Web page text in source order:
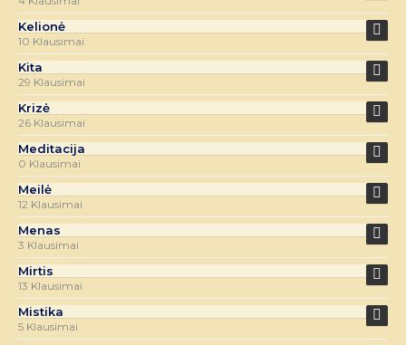
Kelionė
10 Klausimai
Kita
29 Klausimai
Krizė
26 Klausimai
Meditacija
0 Klausimai
Meilė
12 Klausimai
Menas
3 Klausimai
Mirtis
13 Klausimai
Mistika
5 Klausimai